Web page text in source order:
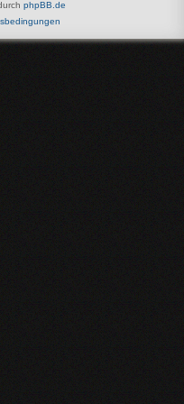
phpBB.de